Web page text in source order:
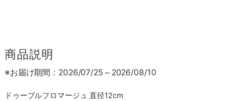
商品説明
※お届け期間：2026/07/25～2026/08/10
ドゥーブルフロマージュ 直径12cm